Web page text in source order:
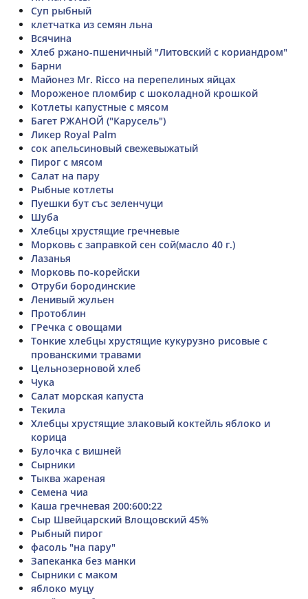
Суп рыбный
клетчатка из семян льна
Всячина
Хлеб ржано-пшеничный "Литовский с кориандром"
Барни
Майонез Мr. Ricco на перепелиных яйцах
Мороженое пломбир с шоколадной крошкой
Котлеты капустные с мясом
Багет РЖАНОЙ ("Карусель")
Ликер Royal Palm
сок апельсиновый свежевыжатый
Пирог с мясом
Салат на пару
Рыбные котлеты
Пуешки бут със зеленчуци
Шуба
Хлебцы хрустящие гречневые
Морковь с заправкой сен сой(масло 40 г.)
Лазанья
Морковь по-корейски
Отруби бородинские
Ленивый жульен
Протоблин
ГРечка с овощами
Тонкие хлебцы хрустящие кукурузно рисовые с
прованскими травами
Цельнозерновой хлеб
Чука
Салат морская капуста
Текила
Хлебцы хрустящие злаковый коктейль яблоко и
корица
Булочка с вишней
Сырники
Тыква жареная
Семена чиа
Каша гречневая 200:600:22
Сыр Швейцарский Влощовский 45%
Рыбный пирог
фасоль "на пару"
Запеканка без манки
Сырники с маком
яблоко муцу